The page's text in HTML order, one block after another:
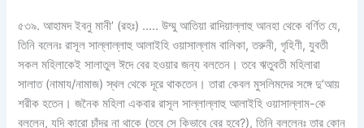
৫৩৯. আহামদ ইবনু মানী’ (রহঃ) ….. উম্মু আতিয়া রাদিয়াল্লাহু আনহা থেকে বর্ণিত যে,
তিনি বলেনঃ রাসূল সাল্লাল্লাহু আলাইহি ওয়াসাল্লাম বালিকা, তরুনী, গৃহিণী, যুবতী
সকল মহিলাকেই সালাতুল ঈদে বের হওয়ার জন্য বলতেন। তবে ঋতুবতী মহিলারা
সালাত (নামায/নামাজ) স্থল থেকে দূরে থাকতেন। তারা কেবল মুসলিমদের সঙ্গে দু’আয়
শরীক হতেন। জনৈক মহিলা একবার রাসূল সাল্লাল্লাহু আলাইহি ওয়াসাল্লাম-কে
বললেন, যদি কারো চাঁদর না থাকে (তবে সে কিভাবে বের হবে?), তিনি বললেনঃ তার কোন